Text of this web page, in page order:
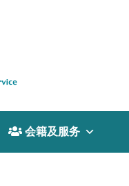
 会籍及服务